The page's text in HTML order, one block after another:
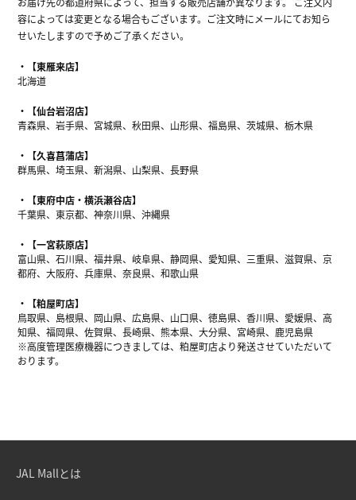
容によっては変更となる場合もございます。ご注文時にメールにてお知ら
せいたしますので予めご了承ください。
【東雁来店】
北海道
【仙台岩沼店】
青森県、岩手県、宮城県、秋田県、山形県、福島県、茨城県、栃木県
【久喜菖蒲店】
群馬県、埼玉県、新潟県、山梨県、長野県
【東府中店・横浜瀬谷店】
千葉県、東京都、神奈川県、沖縄県
【一宮萩原店】
富山県、石川県、福井県、岐阜県、静岡県、愛知県、三重県、滋賀県、京
都府、大阪府、兵庫県、奈良県、和歌山県
【粕屋町店】
鳥取県、島根県、岡山県、広島県、山口県、徳島県、香川県、愛媛県、高
知県、福岡県、佐賀県、長崎県、熊本県、大分県、宮崎県、鹿児島県
※高度管理医療機器につきましては、粕屋町店より発送させていただいて
おります。
JAL Mallとは